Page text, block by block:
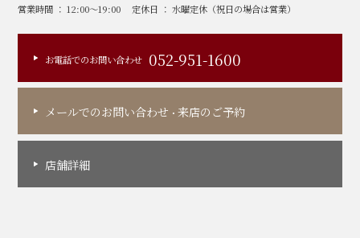
営業時間 ： 12:00～19:00 定休日 ： 水曜定休（祝日の場合は営業）
お電話でのお問い合わせ 052-951-1600
メールでのお問い合わせ ・来店のご予約
店舗詳細